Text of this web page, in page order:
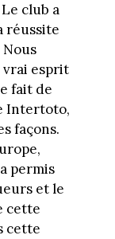
club a
réussite
vrai esprit
fait de
Intertoto,
façons.
permis
et le
cette
cette